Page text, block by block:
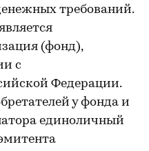
требований.
(фонд),
с
Федерации.
у фонда и
единоличный